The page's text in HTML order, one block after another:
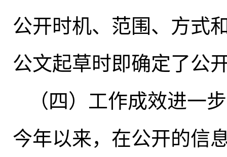
公开时机、范围、方式
公文起草时即确定了公
（四）工作成效进一
今年以来， 在公开的信